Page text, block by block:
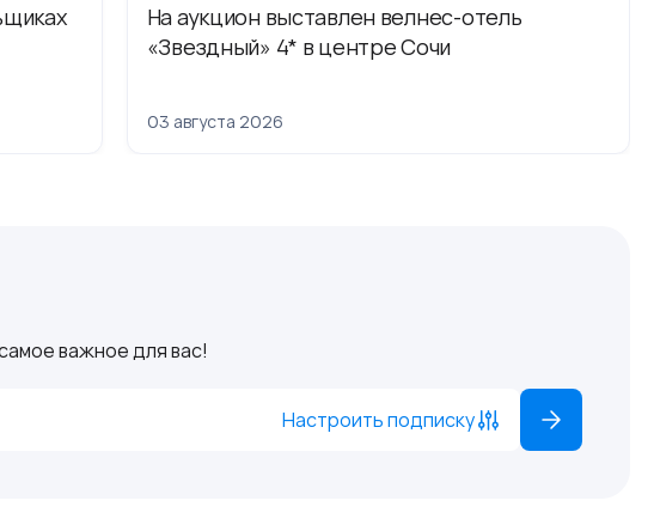
На аукцион выставлен велнес-отель
«Звездный» 4* в центре Сочи
03 августа 2026
важное для вас!
Настроить подписку